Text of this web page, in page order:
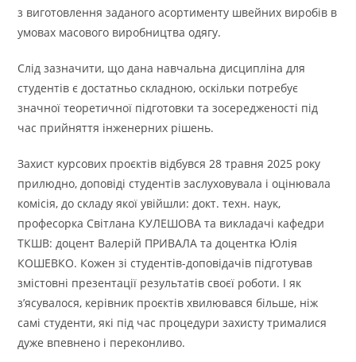
з виготовлення заданого асортименту швейних виробів в
умовах масового виробництва одягу.
Слід зазначити, що дана навчальна дисципліна для
студентів є достатньо складною, оскільки потребує
значної теоретичної підготовки та зосередженості під
час прийняття інженерних рішень.
Захист курсових проєктів відбувся 28 травня 2025 року
прилюдно, доповіді студентів заслуховувала і оцінювала
комісія, до складу якої увійшли: докт. техн. наук,
професорка Світлана КУЛЕШОВА та викладачі кафедри
ТКШВ: доцент Валерій ПРИВАЛА та доцентка Юлія
КОШЕВКО. Кожен зі студентів-доповідачів підготував
змістовні презентації результатів своєї роботи. І як
з’ясувалося, керівник проєктів хвилювався більше, ніж
самі студенти, які під час процедури захисту трималися
дуже впевнено і переконливо.